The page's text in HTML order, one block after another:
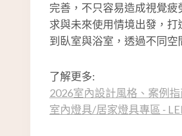
完善，不只容易造成視覺
求與未來使用情境出發，
到臥室與浴室，透過不同
了解更多:
2026室內設計風格、案例
室內燈具/居家燈具專區 -